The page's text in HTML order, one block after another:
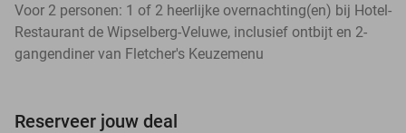
Voor 2 personen: 1 of 2 heerlijke overnachting(en) bij Hotel-
Restaurant de Wipselberg-Veluwe, inclusief ontbijt en 2-
gangendiner van Fletcher's Keuzemenu
Reserveer jouw deal